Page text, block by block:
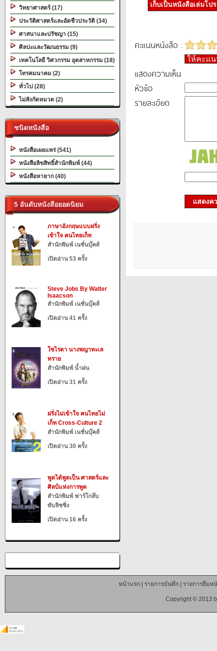
วิทยาศาสตร์ (17)
ประวัติศาสตร์และอัตชีวประวัติ (34)
ศาสนาและปรัชญา (15)
ศิลปะและวัฒนธรรม (9)
เทคโนโลยี วิศวกรรม อุตสาหกรรม (18)
โทรคมนาคม (2)
ทั่วไป (28)
ไม่สังกัดหมวด (2)
ชนิดหนังสือ
หนังสือเผยแพร่ (541)
หนังสือลิขสิทธิ์สำนักพิมพ์ (44)
หนังสือหายาก (40)
5 อันดับหนังสือยอดนิยม
ภาษาอังกฤษแบบฝรั่ง
เข้าใจ คนไทยเก็ท
สำนักพิมพ์ เนชั่นบุ๊คส์
เปิดอ่าน 53 ครั้ง
Steve Jobs By Walter
Isaacson
สำนักพิมพ์ เนชั่นบุ๊คส์
เปิดอ่าน 41 ครั้ง
โซไรดา นางพญาทะเล
ทราย
สำนักพิมพ์ น้ำฝน
เปิดอ่าน 31 ครั้ง
ฝรั่งไม่เข้าใจ คนไทยไม่
เก็ท Cross-Culture 2
สำนักพิมพ์ เนชั่นบุ๊คส์
เปิดอ่าน 30 ครั้ง
พูดได้พูดเป็น ศาสตร์และ
ศิลป์แห่งการพูด
สำนักพิมพ์ ฟาร์โกล๊บ
พับลิชชิ่ง
เปิดอ่าน 16 ครั้ง
เก็บเป็นหนังสือเล่มโป
คะแนนหนังสือ :
ให้คะแ
แสดงความเห็น
หัวข้อ
รายละเอียด
แสดงค
หน้าแรก| รายการบันทึก| รายการยืมห
Copyright © 2013